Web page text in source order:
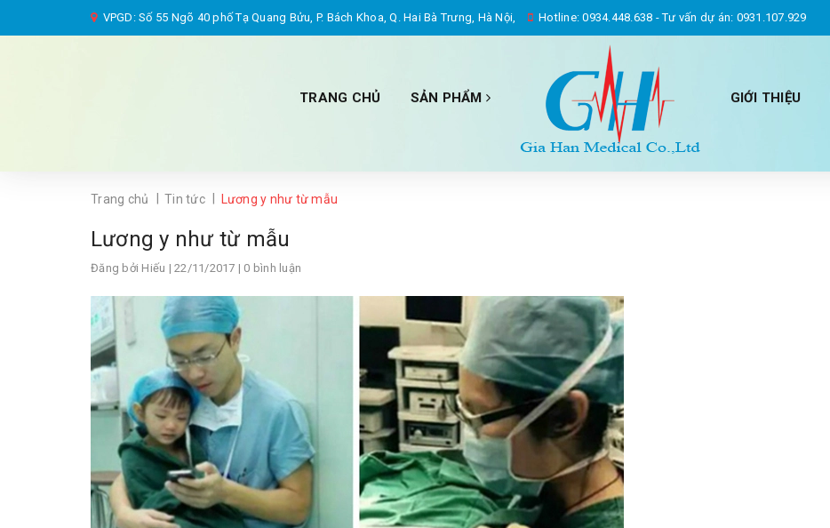
VPGD: Số 55 Ngõ 40 phố Tạ Quang Bửu, P. Bách Khoa, Q. Hai Bà Trưng, Hà Nội, Hotline:0934.448.638 -Tư vấn dự án: 0931.107.929
TRANG CHỦ SẢN PHẨM GIỚI THIỆU
Trang chủ Tin tức Lương y như từ mẫu
Lương y như từ mẫu
Đăng bởi Hiếu | 22/11/2017 | 0 bình luận